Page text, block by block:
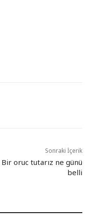
Sonraki İçerik
Bir oruc tutarız ne günü
belli